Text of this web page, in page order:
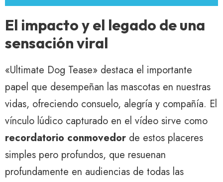
El impacto y el legado de una
sensación viral
«Ultimate Dog Tease» destaca el importante
papel que desempeñan las mascotas en nuestras
vidas, ofreciendo consuelo, alegría y compañía. El
vínculo lúdico capturado en el vídeo sirve como
recordatorio conmovedor de estos placeres
simples pero profundos, que resuenan
profundamente en audiencias de todas las